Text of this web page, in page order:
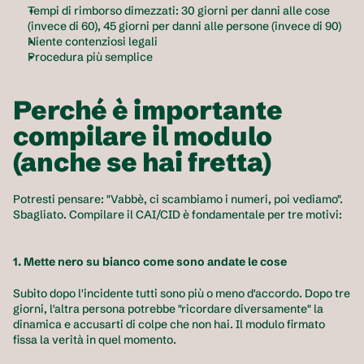
Tempi di rimborso dimezzati: 30 giorni per danni alle cose
(invece di 60), 45 giorni per danni alle persone (invece di 90)
Niente contenziosi legali
Procedura più semplice
Perché è importante
compilare il modulo
(anche se hai fretta)
Potresti pensare: "Vabbè, ci scambiamo i numeri, poi vediamo".
Sbagliato. Compilare il CAI/CID è fondamentale per tre motivi:
1. Mette nero su bianco come sono andate le cose
Subito dopo l'incidente tutti sono più o meno d'accordo. Dopo tre
giorni, l'altra persona potrebbe "ricordare diversamente" la
dinamica e accusarti di colpe che non hai. Il modulo firmato
fissa la verità in quel momento.